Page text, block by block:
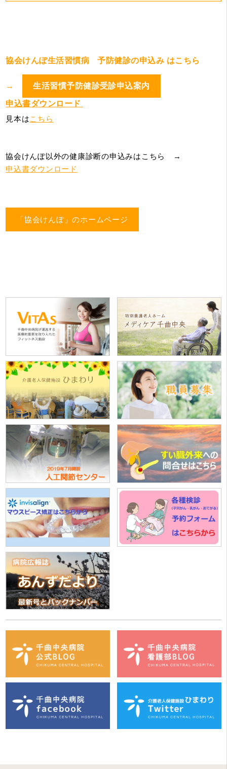
協会けんぽ生活習慣病 予防健診の申込み はこちら
→ 生活習慣予防健診受診申込案内
申込書ダウンロード
見本はこちら
協会けんぽ以外の健康診断の申込みはこちら →
申込書ダウンロード
「協会けんぽ」のホームページ